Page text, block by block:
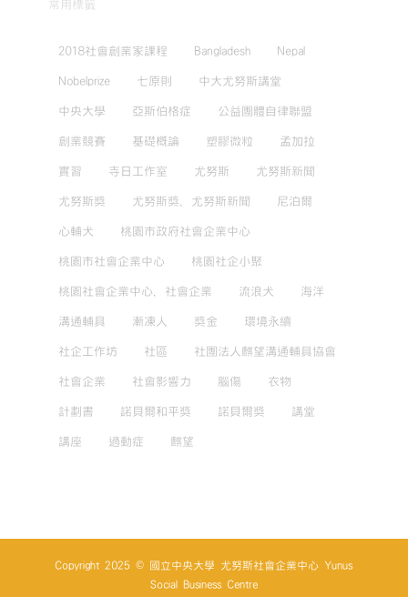
常用標籤
2018社會創業家課程 Bangladesh Nepal
Nobelprize 七原則 中大尤努斯講堂
中央大學 亞斯伯格症 公益團體自律聯盟
創業競賽 基礎概論 塑膠微粒 孟加拉
實習 寺日工作室 尤努斯 尤努斯新聞
尤努斯獎 尤努斯獎，尤努斯新聞 尼泊爾
心輔犬 桃園市政府社會企業中心
桃園市社會企業中心 桃園社企小聚
桃園社會企業中心，社會企業 流浪犬 海洋
溝通輔具 漸凍人 獎金 環境永續
社企工作坊 社區 社團法人麒望溝通輔具協會
社會企業 社會影響力 腦傷 衣物
計劃書 諾貝爾和平獎 諾貝爾獎 講堂
講座 過動症 麒望
Copyright 2025 © 國立中央大學 尤努斯社會企業中心 Yunus
Social Business Centre